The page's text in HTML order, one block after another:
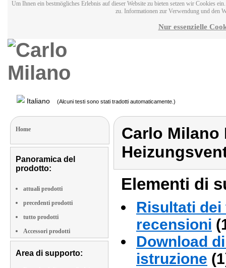
Um Ihnen ein bestmögliches Erlebnis auf dieser Website zu bieten setzen wir Cookies
zu. Informationen zur Verwendung und den
Nur essenzielle
Italiano (Alcuni testi sono stati tradotti automaticamente.)
Home
Panoramica del
prodotto:
attuali prodotti
precedenti prodotti
tutto prodotti
Accessori prodotti
Area di supporto:
Carlo Milano
Elementi di
Risultati
recensioni
Download
istruzione